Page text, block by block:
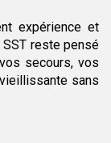
expérience et
reste pensé
secours, vos
sans